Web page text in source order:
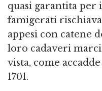
quasi garantita per
famigerati
appesi con catene
loro cadaveri
vista, come
1701.